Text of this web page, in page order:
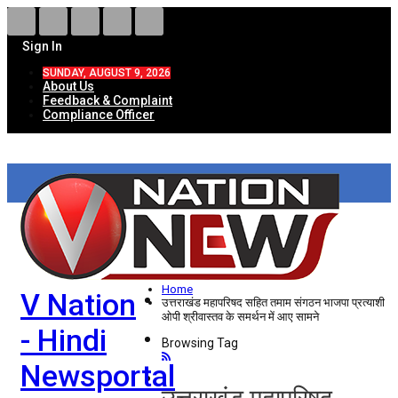
Sign In
SUNDAY, AUGUST 9, 2026
About Us
Feedback & Complaint
Compliance Officer
V Nation
- Hindi
Newsportal
HOME
ताज़ा खबरें
देश
विदेश
राज्य
Home
उत्तराखंड महापरिषद सहित तमाम संगठन भाजपा प्रत्याशी
ओपी श्रीवास्तव के समर्थन में आए सामने
Browsing Tag